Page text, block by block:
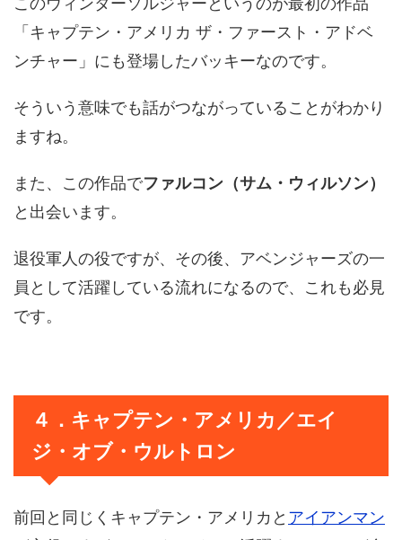
「キャプテン・アメリカ ザ・ファースト・アドベ
ンチャー」にも登場したバッキーなのです。
そういう意味でも話がつながっていることがわかり
ますね。
また、この作品でファルコン（サム・ウィルソン）
と出会います。
退役軍人の役ですが、その後、アベンジャーズの一
員として活躍している流れになるので、これも必見
です。
４．キャプテン・アメリカ／エイ
ジ・オブ・ウルトロン
前回と同じくキャプテン・アメリカと アイアンマン